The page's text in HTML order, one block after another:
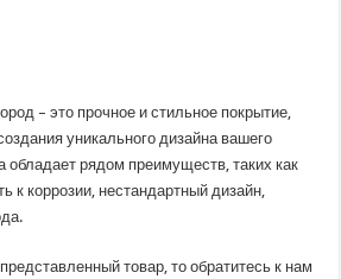
– это прочное и стильное покрытие,
уникального дизайна вашего
обладает рядом преимуществ, таких как
к коррозии, нестандартный дизайн,
товар, то обратитесь к нам